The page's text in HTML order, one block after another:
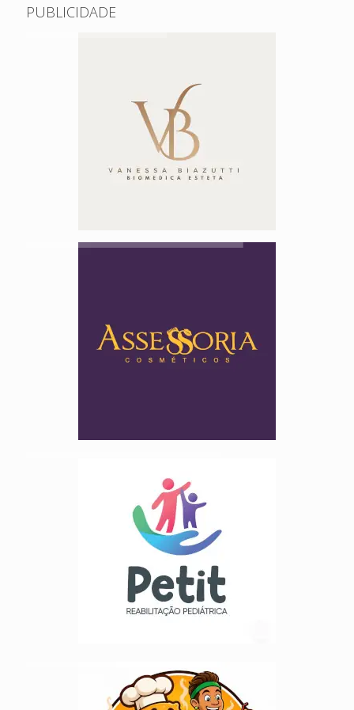
PUBLICIDADE